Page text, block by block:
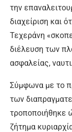
την
διαχείριση και
Τεχεράνη
διέλευση των
ασφαλείας,
Σύμφωνα με το
των
τροποποιήθηκε
ζήτημα